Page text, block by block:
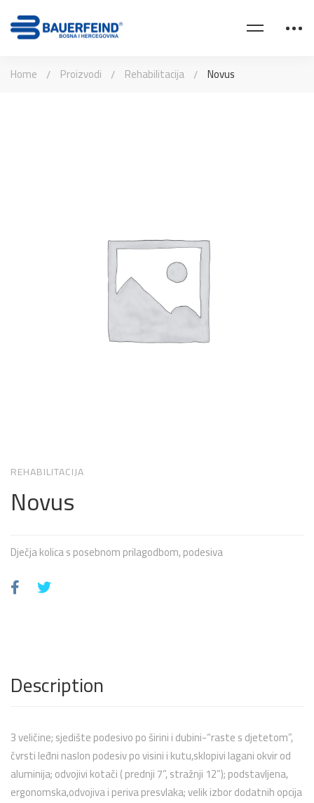
Home Proizvodi Rehabilitacija Novus
REHABILITACIJA
Novus
Dječja kolica s posebnom prilagodbom, podesiva
Description
3 veličine; sjedište podesivo po širini i dubini-“raste s djetetom”,
čvrsti leđni naslon podesiv po visini i kutu,sklopivi lagani okvir od
aluminija; odvojivi kotači ( prednji 7”, stražnji 12”); podstavljena,
ergonomska,odvojiva i periva presvlaka; velik izbor dodatnih opcija